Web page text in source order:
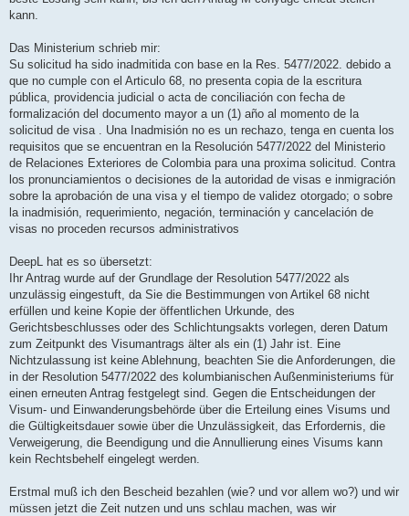
kann.
Das Ministerium schrieb mir:
Su solicitud ha sido inadmitida con base en la Res. 5477/2022. debido a
que no cumple con el Articulo 68, no presenta copia de la escritura
pública, providencia judicial o acta de conciliación con fecha de
formalización del documento mayor a un (1) año al momento de la
solicitud de visa . Una Inadmisión no es un rechazo, tenga en cuenta los
requisitos que se encuentran en la Resolución 5477/2022 del Ministerio
de Relaciones Exteriores de Colombia para una proxima solicitud. Contra
los pronunciamientos o decisiones de la autoridad de visas e inmigración
sobre la aprobación de una visa y el tiempo de validez otorgado; o sobre
la inadmisión, requerimiento, negación, terminación y cancelación de
visas no proceden recursos administrativos
DeepL hat es so übersetzt:
Ihr Antrag wurde auf der Grundlage der Resolution 5477/2022 als
unzulässig eingestuft, da Sie die Bestimmungen von Artikel 68 nicht
erfüllen und keine Kopie der öffentlichen Urkunde, des
Gerichtsbeschlusses oder des Schlichtungsakts vorlegen, deren Datum
zum Zeitpunkt des Visumantrags älter als ein (1) Jahr ist. Eine
Nichtzulassung ist keine Ablehnung, beachten Sie die Anforderungen, die
in der Resolution 5477/2022 des kolumbianischen Außenministeriums für
einen erneuten Antrag festgelegt sind. Gegen die Entscheidungen der
Visum- und Einwanderungsbehörde über die Erteilung eines Visums und
die Gültigkeitsdauer sowie über die Unzulässigkeit, das Erfordernis, die
Verweigerung, die Beendigung und die Annullierung eines Visums kann
kein Rechtsbehelf eingelegt werden.
Erstmal muß ich den Bescheid bezahlen (wie? und vor allem wo?) und wir
müssen jetzt die Zeit nutzen und uns schlau machen, was wir